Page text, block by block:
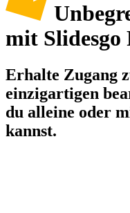
mit Slidesgo
Erhalte Zugang
einzigartigen
du alleine oder
kannst.